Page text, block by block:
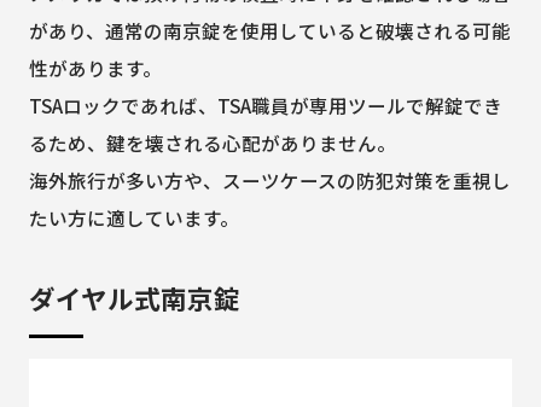
があり、通常の南京錠を使用していると破壊される可能
性があります。
TSAロックであれば、TSA職員が専用ツールで解錠でき
るため、鍵を壊される心配がありません。
海外旅行が多い方や、スーツケースの防犯対策を重視し
たい方に適しています。
ダイヤル式南京錠